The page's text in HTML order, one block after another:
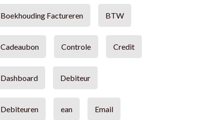
Boekhouding Factureren BTW
Cadeaubon Controle Credit
Dashboard Debiteur
Debiteuren ean Email